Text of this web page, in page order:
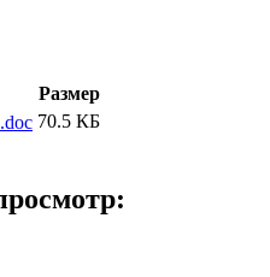
Размер
70.5 КБ